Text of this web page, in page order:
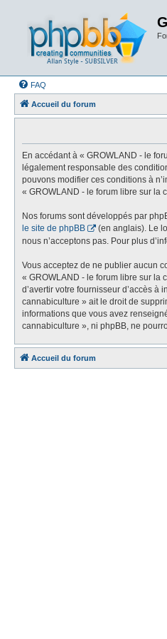
FAQ
Accueil du forum
En accédant à « GROWLAND - le
légalement responsable des
pouvons modifier ces conditions à
« GROWLAND - le forum libre sur la
Nos forums sont développés par
le site de phpBB
(en anglais). Le
nous n’acceptons pas. Pour plus
Vous acceptez de ne publier aucun
« GROWLAND - le forum libre sur la
d’avertir votre fournisseur d’accès
cannabiculture » ait le droit de
informations que vous avez
cannabiculture », ni phpBB, ne
Accueil du forum